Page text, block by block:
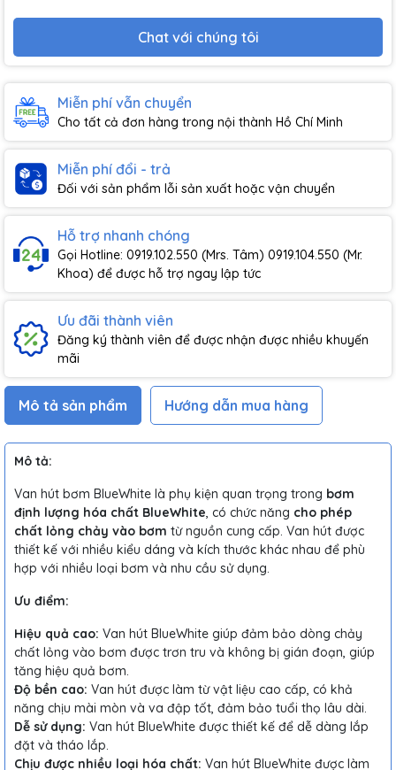
Chat với chúng tôi
Miễn phí vẫn chuyển
Cho tất cả đơn hàng trong nội thành Hồ Chí Minh
Miễn phí đổi - trả
Đối với sản phẩm lỗi sản xuất hoặc vận chuyển
Hỗ trợ nhanh chóng
Gọi Hotline: 0919.102.550 (Mrs. Tâm) 0919.104.550 (Mr.
Khoa) để được hỗ trợ ngay lập tức
Ưu đãi thành viên
Đăng ký thành viên để được nhận được nhiều khuyến
mãi
Mô tả sản phẩm Hướng dẫn mua hàng
Mô tả:
Van hút bơm BlueWhite là phụ kiện quan trọng trong bơm
định lượng hóa chất BlueWhite, có chức năng cho phép
chất lỏng chảy vào bơm từ nguồn cung cấp. Van hút được
thiết kế với nhiều kiểu dáng và kích thước khác nhau để phù
hợp với nhiều loại bơm và nhu cầu sử dụng.
Ưu điểm:
Hiệu quả cao: Van hút BlueWhite giúp đảm bảo dòng chảy
chất lỏng vào bơm được trơn tru và không bị gián đoạn, giúp
tăng hiệu quả bơm.
Độ bền cao: Van hút được làm từ vật liệu cao cấp, có khả
năng chịu mài mòn và va đập tốt, đảm bảo tuổi thọ lâu dài.
Dễ sử dụng: Van hút BlueWhite được thiết kế để dễ dàng lắp
đặt và tháo lắp.
Chịu được nhiều loại hóa chất: Van hút BlueWhite được làm